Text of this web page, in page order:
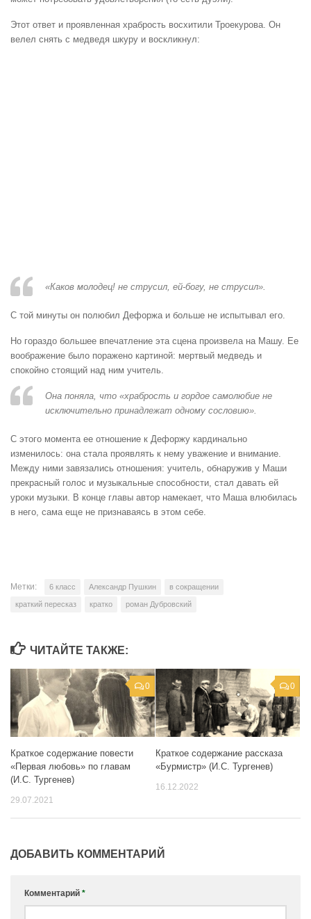
Этот ответ и проявленная храбрость восхитили Троекурова. Он
велел снять с медведя шкуру и воскликнул:
«Каков молодец! не струсил, ей-богу, не струсил».
С той минуты он полюбил Дефоржа и больше не испытывал его.
Но гораздо большее впечатление эта сцена произвела на Машу. Ее
воображение было поражено картиной: мертвый медведь и
спокойно стоящий над ним учитель.
Она поняла, что «храбрость и гордое самолюбие не
исключительно принадлежат одному сословию».
С этого момента ее отношение к Дефоржу кардинально
изменилось: она стала проявлять к нему уважение и внимание.
Между ними завязались отношения: учитель, обнаружив у Маши
прекрасный голос и музыкальные способности, стал давать ей
уроки музыки. В конце главы автор намекает, что Маша влюбилась
в него, сама еще не признаваясь в этом себе.
Метки: 6 класс Александр Пушкин в сокращении
краткий пересказ кратко роман Дубровский
ЧИТАЙТЕ ТАКЖЕ:
0
Краткое содержание повести
«Первая любовь» по главам
(И.С. Тургенев)
29.07.2021
0
Краткое содержание рассказа
«Бурмистр» (И.С. Тургенев)
16.12.2022
ДОБАВИТЬ КОММЕНТАРИЙ
Комментарий *